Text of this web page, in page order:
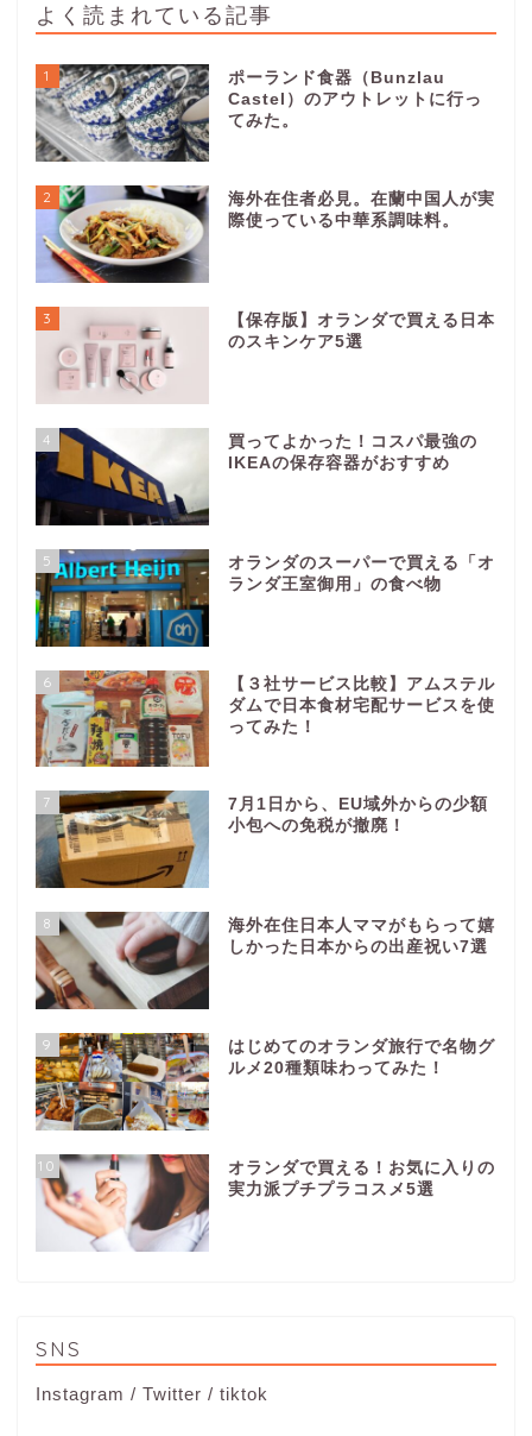
よく読まれている記事
1
ポーランド食器（Bunzlau
Castel）のアウトレットに行っ
てみた。
2
海外在住者必見。在蘭中国人が実
際使っている中華系調味料。
3
【保存版】オランダで買える日本
のスキンケア5選
4
買ってよかった！コスパ最強の
IKEAの保存容器がおすすめ
5
オランダのスーパーで買える「オ
ランダ王室御用」の食べ物
6
【３社サービス比較】アムステル
ダムで日本食材宅配サービスを使
ってみた！
7
7月1日から、EU域外からの少額
小包への免税が撤廃！
8
海外在住日本人ママがもらって嬉
しかった日本からの出産祝い7選
9
はじめてのオランダ旅行で名物グ
ルメ20種類味わってみた！
10
オランダで買える！お気に入りの
実力派プチプラコスメ5選
SNS
Instagram / Twitter / tiktok